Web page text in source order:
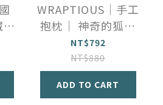
WRAPTIOUS｜手工
抱枕｜ 神奇的狐狸
先生
NT$792
NT$880
ADD TO CART